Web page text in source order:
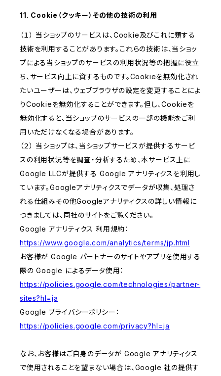
11. Cookie（クッキー）その他の技術の利用
（１） 当ショップのサービスは、Cookie及びこれに類する
技術を利用することがあります。これらの技術は、当ショッ
プによる当ショップのサービスの利用状況等の把握に役立
ち、サービス向上に資するものです。Cookieを無効化され
たいユーザーは、ウェブブラウザの設定を変更することによ
りCookieを無効化することができます。但し、Cookieを
無効化すると、当ショップのサービスの一部の機能をご利
用いただけなくなる場合があります。
（２） 当ショップは、当ショップサービスが提供するサービ
スの利用状況等を調査・分析するため、本サービス上に
Google LLCが提供する Google アナリティクスを利用し
ています。Googleアナリティクスでデータが収集、処理さ
れる仕組みその他Googleアナリティクスの詳しい情報に
つきましては、同社のサイトをご覧ください。
Google アナリティクス 利用規約：
https://www.google.com/analytics/terms/jp.html
お客様が Google パートナーのサイトやアプリを使用する
際の Google によるデータ使用：
https://policies.google.com/technologies/partner-
sites?hl=ja
Google プライバシーポリシー：
https://policies.google.com/privacy?hl=ja
なお、お客様はご自身のデータが Google アナリティクス
で使用されることを望まない場合は、Google 社の提供す